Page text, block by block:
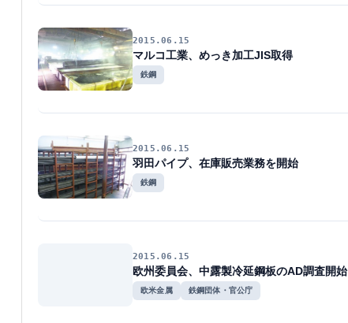
2015.06.15
マルコ工業、めっき加工JIS取得
鉄鋼
2015.06.15
羽田パイプ、在庫販売業務を開始
鉄鋼
2015.06.15
欧州委員会、中露製冷延鋼板のAD調査開始
欧米金属 鉄鋼団体・官公庁